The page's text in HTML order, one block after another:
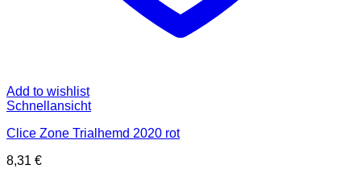
Add to wishlist
Schnellansicht
Clice Zone Trialhemd 2020 rot
8,31 €